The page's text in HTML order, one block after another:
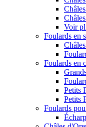
Voir
Foulards en
Foulards en
Petits
Petits
Foulards